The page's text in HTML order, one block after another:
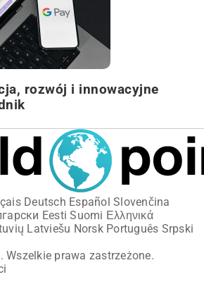
rozwój i innowacyjne
Deutsch Español Slovenčina
Eesti Suomi Ελληνικά
Latviešu Norsk Português Srpski
prawa zastrzeżone.